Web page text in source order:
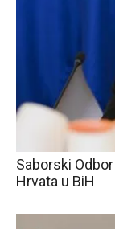
Saborski
Hrvata u BiH